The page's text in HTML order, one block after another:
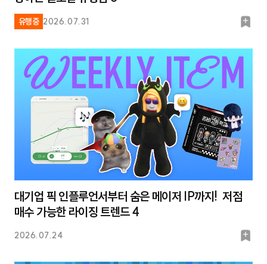
유행중 2026.07.31
북
크
대기업 픽 인플루언서부터 숨은 메이저 IP까지! 저점
매수 가능한 라이징 트렌드 4
2026.07.24
북